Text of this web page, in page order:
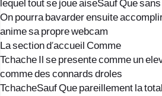
lequel tout se joue aiseSauf Que
On pourra bavarder ensuite
anime sa propre webcam
La section d’accueil Comme
Tchache Il se presente comme un
comme des connards droles
TchacheSauf Que pareillement la